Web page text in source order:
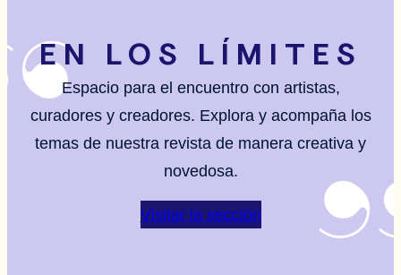
EN LOS LÍMITES
Espacio para el encuentro con artistas,
curadores y creadores. Explora y acompaña los
temas de nuestra revista de manera creativa y
novedosa.
Visitar la sección